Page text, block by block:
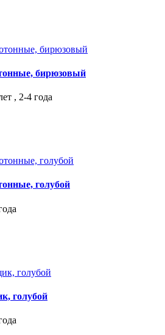
бирюзовый
, 2-4 года
голубой
голубой